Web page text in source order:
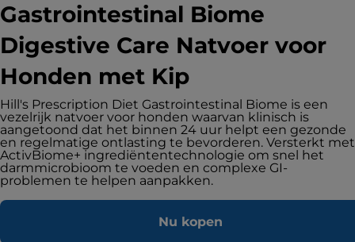
Gastrointestinal Biome
Digestive Care Natvoer voor
Honden met Kip
Hill's Prescription Diet Gastrointestinal Biome is een
vezelrijk natvoer voor honden waarvan klinisch is
aangetoond dat het binnen 24 uur helpt een gezonde
en regelmatige ontlasting te bevorderen. Versterkt met
ActivBiome+ ingrediëntentechnologie om snel het
darmmicrobioom te voeden en complexe GI-
problemen te helpen aanpakken.
Nu kopen